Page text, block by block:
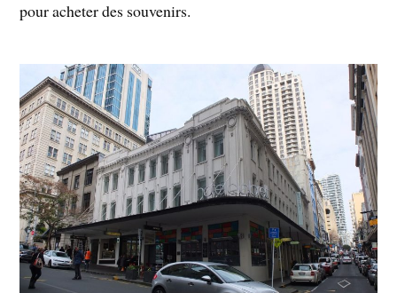
pour acheter des souvenirs.